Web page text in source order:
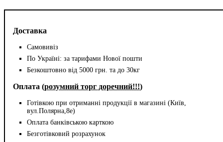
Доставка
Самовивіз
По Україні: за тарифами Нової пошти
Безкоштовно від 5000 грн. та до 30кг
Оплата (розумний торг доречний!!!)
Готівкою при отриманні продукції в магазині (Київ,
вул.Полярна,8е)
Оплата банківською карткою
Безготівковий розрахунок